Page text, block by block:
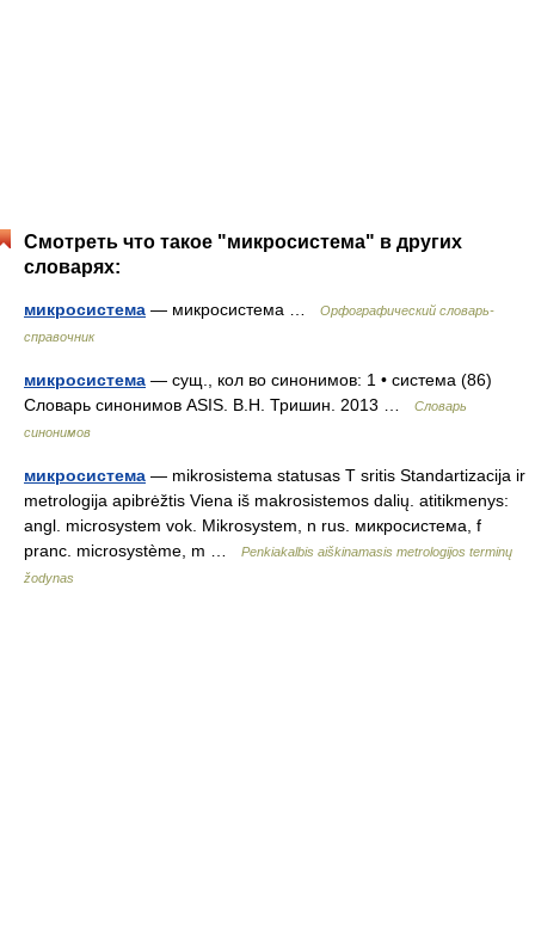
Смотреть что такое "микросистема" в других
словарях:
микросистема — микросистема …
Орфографический словарь-
справочник
микросистема — сущ., кол во синонимов: 1 • система (86)
Словарь синонимов ASIS. В.Н. Тришин. 2013 …
Словарь
синонимов
микросистема — mikrosistema statusas T sritis Standartizacija ir
metrologija apibrėžtis Viena iš makrosistemos dalių. atitikmenys:
angl. microsystem vok. Mikrosystem, n rus. микросистема, f
pranc. microsystème, m …
Penkiakalbis aiškinamasis metrologijos terminų
žodynas